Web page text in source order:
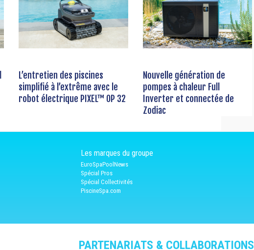
L’entretien des piscines
simplifié à l’extrême avec le
robot électrique PIXEL™ OP 32
Nouvelle génération de
pompes à chaleur Full
Inverter et connectée de
Zodiac
Les marques du groupe
EuroSpaPoolNews
Spécial Pros
Spécial Collectivités
PiscineSpa.com
PARTENARIATS & COLLABORATIONS